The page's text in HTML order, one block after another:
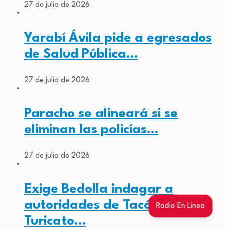
Radio En Linea
27 de julio de 2026
Yarabí Ávila pide a egresados
de Salud Pública…
27 de julio de 2026
Paracho se alineará si se
eliminan las policías…
27 de julio de 2026
Exige Bedolla indagar a
autoridades de Tacámbaro,
Turicato…